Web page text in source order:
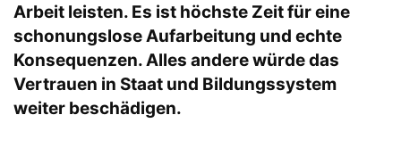
Arbeit leisten. Es ist höchste Zeit für eine
schonungslose Aufarbeitung und echte
Konsequenzen. Alles andere würde das
Vertrauen in Staat und Bildungssystem
weiter beschädigen.